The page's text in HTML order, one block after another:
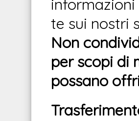
te sui nostri
Non
per scopi di
possano